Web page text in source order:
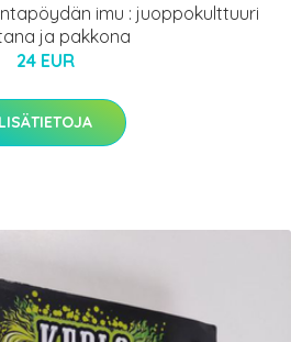
imu : juoppokulttuuri
ja pakkona
24 EUR
LISÄTIETOJA